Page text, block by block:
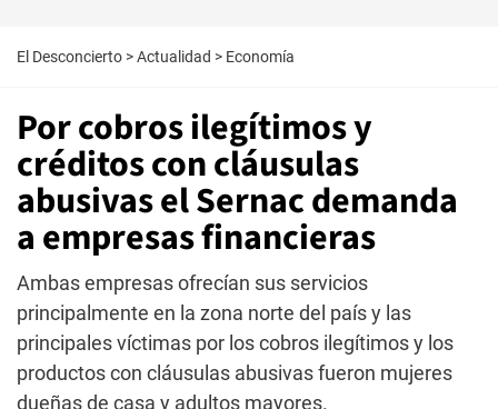
El Desconcierto >Actualidad > Economía
Por cobros ilegítimos y
créditos con cláusulas
abusivas el Sernac demanda
a empresas financieras
Ambas empresas ofrecían sus servicios
principalmente en la zona norte del país y las
principales víctimas por los cobros ilegítimos y los
productos con cláusulas abusivas fueron mujeres
dueñas de casa y adultos mayores.